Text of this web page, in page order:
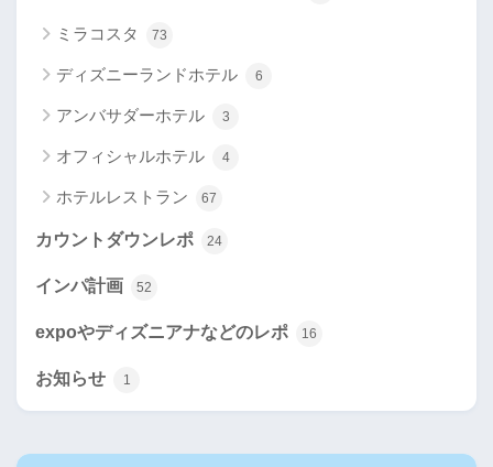
ミラコスタ 73
ディズニーランドホテル 6
アンバサダーホテル 3
オフィシャルホテル 4
ホテルレストラン 67
カウントダウンレポ 24
インパ計画 52
expoやディズニアナなどのレポ 16
お知らせ 1